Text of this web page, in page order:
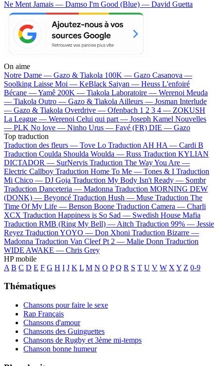
Ne Ment Jamais — Damso I'm Good (Blue) — David Guetta
On aime
Notre Dame — Gazo & Tiakola 100K — Gazo Casanova —
Soolking Laisse Moi — KeBlack Saiyan — Heuss L'enfoiré
Bécane —Yamê 200K — Tiakola Laboratoire — Werenoi Meuda
— Tiakola Outro — Gazo & Tiakola Ailleurs — Josman Interlude
— Gazo & Tiakola Overdrive — Ofenbach 1 2 3 4 — ZOKUSH
La League — Werenoi Celui qui part — Joseph Kamel Nouvelles
— PLK No love — Ninho Urus — Favé (FR) DIE — Gazo
Top traduction
Traduction des fleurs — Tove Lo Traduction AH HA — Cardi B
Traduction Coulda Shoulda Woulda — Russ Traduction KYLIAN
DICTADOR — SurNervis Traduction The Way You Are —
Electric Callboy Traduction Home To Me — Tones & I Traduction
Mi Chico — DJ Goja Traduction My Body Isn't Ready — Sombr
Traduction Danceteria — Madonna Traduction MORNING DEW
(DONK) — Beyoncé Traduction Hush — Muse Traduction The
Time Of My Life — Benson Boone Traduction Camera — Charli
XCX Traduction Happiness is So Sad — Swedish House Mafia
Traduction RMB (Ring My Bell) — Aitch Traduction 99% — Jessie
Reyez Traduction YOYO — Don Xhoni Traduction Bizarre —
Madonna Traduction Van Cleef Pt 2 — Malie Donn Traduction
WIDE AWAKE — Chris Grey
HP mobile
A B C D E F G H I J K L M N O P Q R S T U V W X Y Z 0-9
Thématiques
Chansons pour faire le sexe
Rap Français
Chansons d'amour
Chansons des Guinguettes
Chansons de Rugby et 3ème mi-temps
Chanson bonne humeur